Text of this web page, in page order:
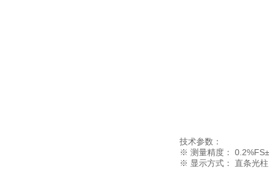
技术参数：
※ 测量精度：
※ 显示方式： 直条光